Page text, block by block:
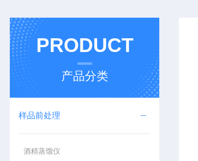
PRODUCT
产品分类
样品前处理
酒精蒸馏仪